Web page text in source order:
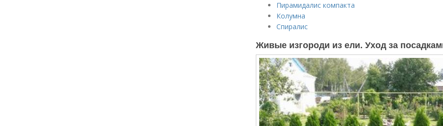
Пирамидалис компакта
Колумна
Спиралис
Живые изгороди из ели. Уход за